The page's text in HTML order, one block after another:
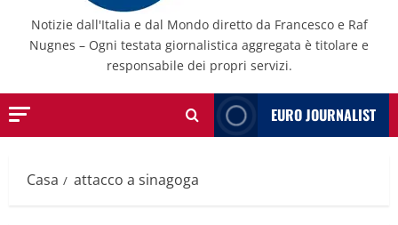
Notizie dall'Italia e dal Mondo diretto da Francesco e Raf
Nugnes – Ogni testata giornalistica aggregata è titolare e
responsabile dei propri servizi.
EURO JOURNALIST
Casa attacco a sinagoga